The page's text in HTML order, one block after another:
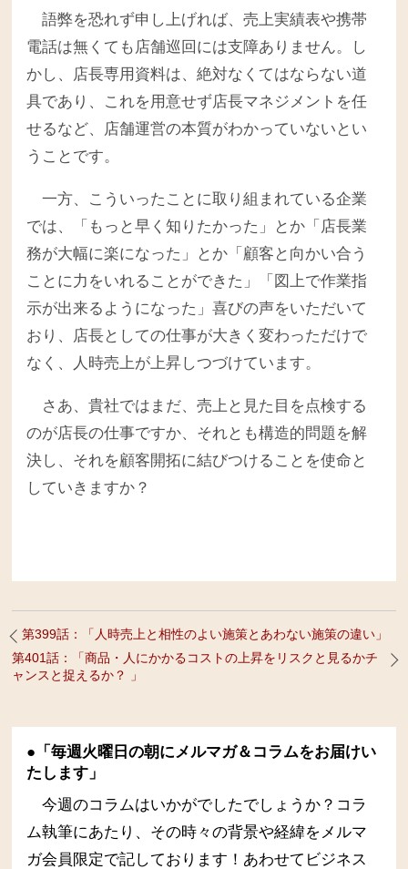
語弊を恐れず申し上げれば、売上実績表や携帯
電話は無くても店舗巡回には支障ありません。し
かし、店長専用資料は、絶対なくてはならない道
具であり、これを用意せず店長マネジメントを任
せるなど、店舗運営の本質がわかっていないとい
うことです。
一方、こういったことに取り組まれている企業
では、「もっと早く知りたかった」とか「店長業
務が大幅に楽になった」とか「顧客と向かい合う
ことに力をいれることができた」「図上で作業指
示が出来るようになった」喜びの声をいただいて
おり、店長としての仕事が大きく変わっただけで
なく、人時売上が上昇しつづけています。
さあ、貴社ではまだ、売上と見た目を点検する
のが店長の仕事ですか、それとも構造的問題を解
決し、それを顧客開拓に結びつけることを使命と
していきますか？
第399話：「人時売上と相性のよい施策とあわない施策の違い」
第401話：「商品・人にかかるコストの上昇をリスクと見るかチ
ャンスと捉えるか？ 」
●「毎週火曜日の朝にメルマガ＆コラムをお届けい
たします」
今週のコラムはいかがでしたでしょうか？コラ
ム執筆にあたり、その時々の背景や経緯をメルマ
ガ会員限定で記しております！あわせてビジネス